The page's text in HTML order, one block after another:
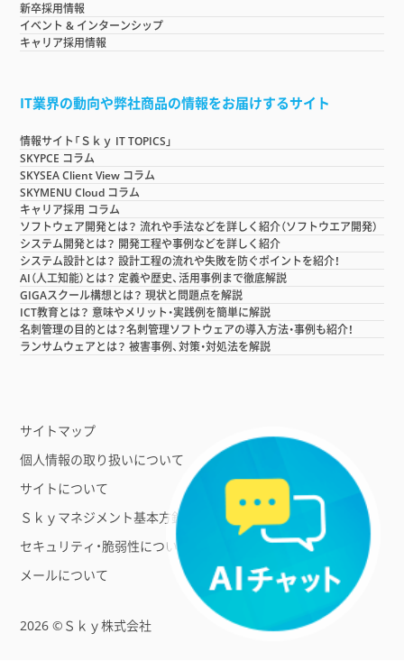
新卒採用情報
イベント & インターンシップ
キャリア採用情報
IT業界の動向や弊社商品の情報をお届けするサイト
情報サイト「Ｓｋｙ IT TOPICS」
SKYPCE コラム
SKYSEA Client View コラム
SKYMENU Cloud コラム
キャリア採用 コラム
ソフトウェア開発とは？ 流れや手法などを詳しく紹介（ソフトウエア開発）
システム開発とは？ 開発工程や事例などを詳しく紹介
システム設計とは？ 設計工程の流れや失敗を防ぐポイントを紹介！
AI（人工知能）とは？ 定義や歴史、活用事例まで徹底解説
GIGAスクール構想とは？ 現状と問題点を解説
ICT教育とは？ 意味やメリット・実践例を簡単に解説
名刺管理の目的とは？名刺管理ソフトウェアの導入方法・事例も紹介！
ランサムウェアとは？ 被害事例、対策・対処法を解説
サイトマップ
個人情報の取り扱いについて
サイトについて
Ｓｋｙマネジメント基本方針
セキュリティ・脆弱性について
メールについて
2026 ©Ｓｋｙ株式会社